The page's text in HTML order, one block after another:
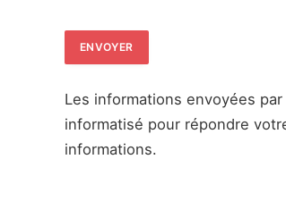
Les informations envoyées
informatisé pour répondre
informations.